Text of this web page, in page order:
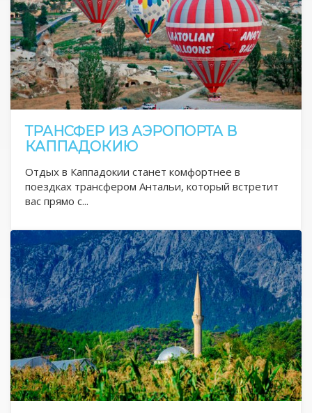
ТРАНСФЕР ИЗ АЭРОПОРТА В
КАППАДОКИЮ
Отдых в Каппадокии станет комфортнее в
поездках трансфером Антальи, который встретит
вас прямо с...